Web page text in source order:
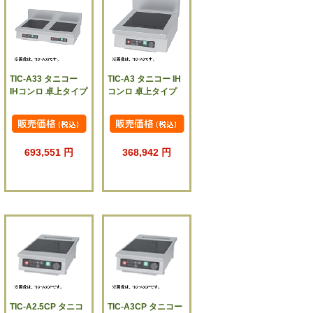
TIC-A33 タニコー
IHコンロ 卓上タイプ
693,551 円
TIC-A3 タニコー IH
コンロ 卓上タイプ
368,942 円
TIC-A2.5CP タニコ TIC-A3CP タニコー